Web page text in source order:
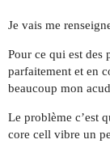
Je vais me
Pour ce qui est des
parfaitement et en
beaucoup mon
Le problème c’est
core cell vibre un